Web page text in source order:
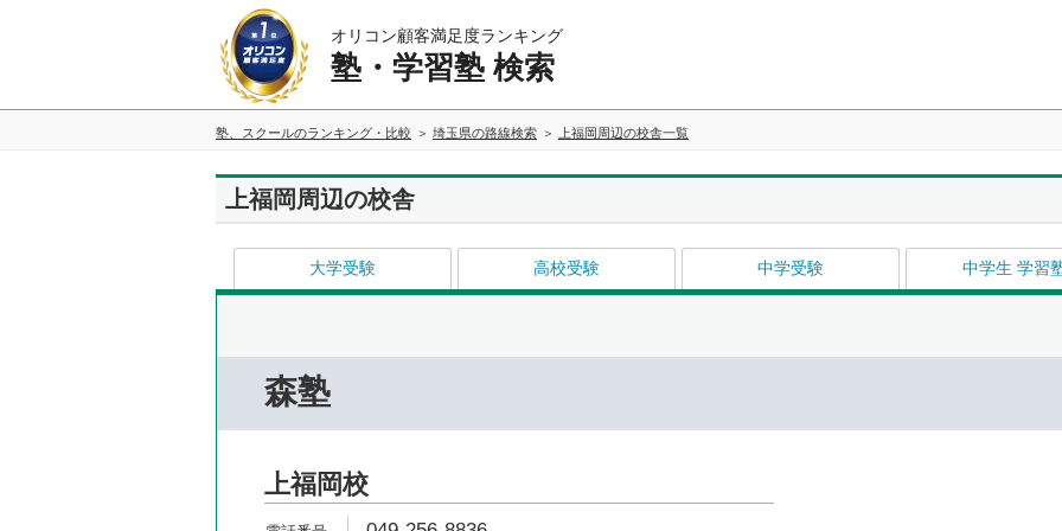
オリコン顧客満足度ランキング
塾・学習塾 検索
塾、スクールのランキング・比較 埼玉県の路線検索 上福岡周辺の校舎一覧
上福岡周辺の校舎
大学受験 高校受験 中学受験 中学生 学習
森塾
上福岡校